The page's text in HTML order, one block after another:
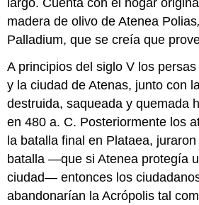
madera de olivo de Atenea Polias,
Palladium, que se creía que
A principios del siglo V los
y la ciudad de Atenas, junto con
destruida, saqueada y quemada
en 480 a. C. Posteriormente los
la batalla final en Plataea,
batalla —que si Atenea protegía
ciudad— entonces los
abandonarían la Acrópolis tal